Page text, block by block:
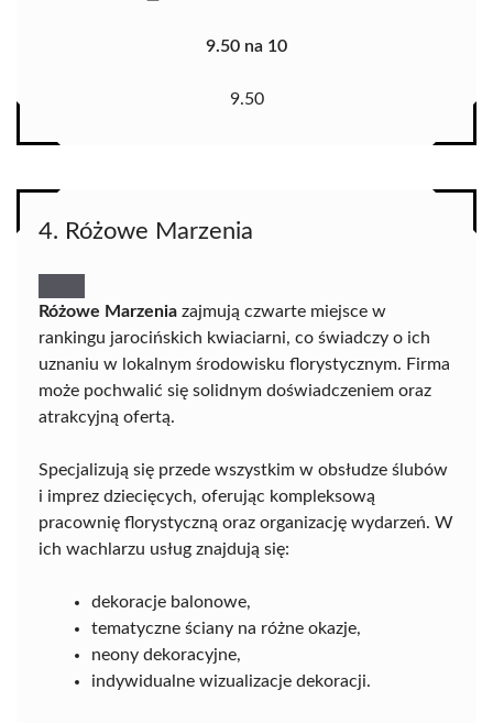
9.50 na 10
9.50
4. Różowe Marzenia
Różowe Marzenia zajmują czwarte miejsce w
rankingu jarocińskich kwiaciarni, co świadczy o ich
uznaniu w lokalnym środowisku florystycznym. Firma
może pochwalić się solidnym doświadczeniem oraz
atrakcyjną ofertą.
Specjalizują się przede wszystkim w obsłudze ślubów
i imprez dziecięcych, oferując kompleksową
pracownię florystyczną oraz organizację wydarzeń. W
ich wachlarzu usług znajdują się:
dekoracje balonowe,
tematyczne ściany na różne okazje,
neony dekoracyjne,
indywidualne wizualizacje dekoracji.